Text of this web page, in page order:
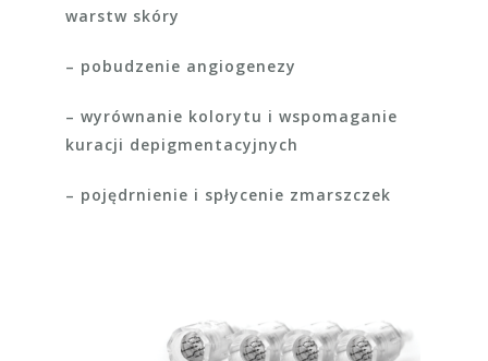
warstw skóry
– pobudzenie angiogenezy
– wyrównanie kolorytu i wspomaganie
kuracji depigmentacyjnych
– pojędrnienie i spłycenie zmarszczek